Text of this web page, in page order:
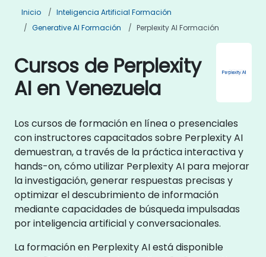
Inicio
Inteligencia Artificial Formación
Generative AI Formación
Perplexity AI Formación
Cursos de Perplexity
AI en Venezuela
Los cursos de formación en línea o presenciales
con instructores capacitados sobre Perplexity AI
demuestran, a través de la práctica interactiva y
hands-on, cómo utilizar Perplexity AI para mejorar
la investigación, generar respuestas precisas y
optimizar el descubrimiento de información
mediante capacidades de búsqueda impulsadas
por inteligencia artificial y conversacionales.
La formación en Perplexity AI está disponible